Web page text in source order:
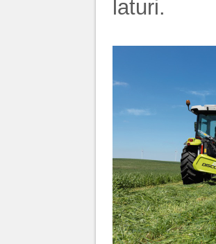
laturi.